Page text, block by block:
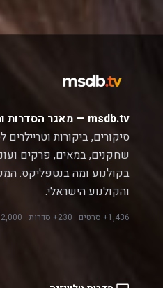
msdb.tv — מאגר הסדרות והסרטים המוביל בעברית.
סיקורים, ביקורות
שחקנים, במאים, פרקים
בקולנוע ומה בנטפליקס.
והקולנוע הישראלי.
1,436+ סרטים · 230+ סדרות · 12,000+ פרקים